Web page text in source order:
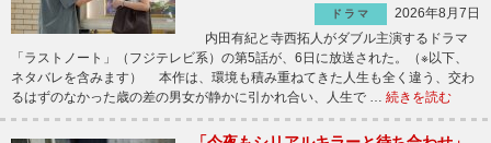
ドラマ
2026年8月7日
内田有紀と寺西拓人がダブル主演するドラマ
「ラストノート」（フジテレビ系）の第5話が、6日に放送された。（※以下、
ネタバレを含みます） 本作は、環境も積み重ねてきた人生も全く違う、交わ
るはずのなかった歳の差の男女が静かに引かれ合い、人生で … 続きを読む